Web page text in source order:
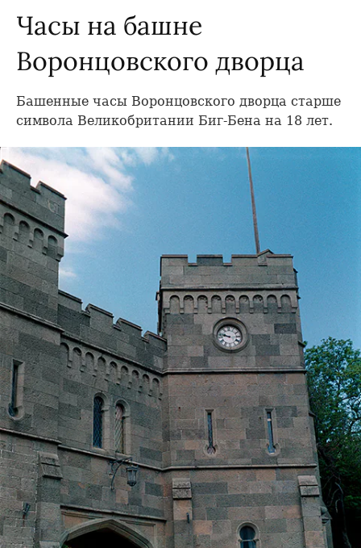
Часы на башне
Воронцовского дворца
Башенные часы Воронцовского дворца старше
символа Великобритании Биг-Бена на 18 лет.